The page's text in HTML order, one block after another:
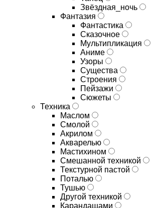
Звёздная_ночь
Фантазия
Фантастика
Сказочное
Мультипликация
Аниме
Узоры
Существа
Строения
Пейзажи
Сюжеты
Техника
Маслом
Смолой
Акрилом
Акварелью
Мастихином
Смешанной техникой
Текстурной пастой
Поталью
Тушью
Другой техникой
Карандашами